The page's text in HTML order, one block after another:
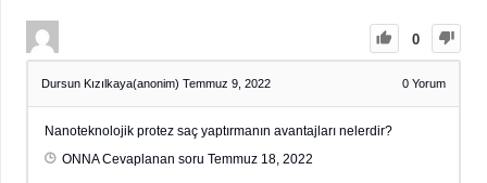
0
Dursun Kızılkaya(anonim) Temmuz 9, 2022 0 Yorum
Nanoteknolojik protez saç yaptırmanın avantajları nelerdir?
ONNACevaplanan soru Temmuz 18, 2022